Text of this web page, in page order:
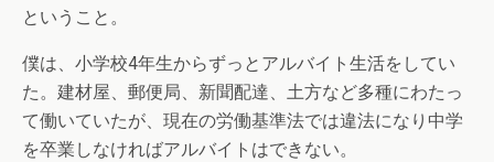
ということ。
僕は、小学校4年生からずっとアルバイト生活をしてい
た。建材屋、郵便局、新聞配達、土方など多種にわたっ
て働いていたが、現在の労働基準法では違法になり中学
を卒業しなければアルバイトはできない。